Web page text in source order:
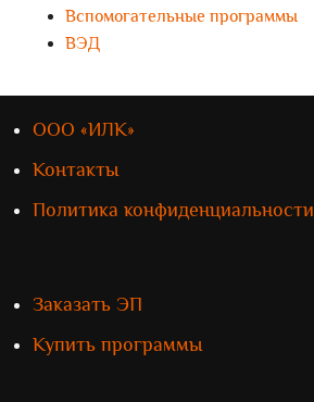
Вспомогательные программы
ВЭД
ООО «ИЛК»
Контакты
Политика конфиденциальности
Заказать ЭП
Купить программы